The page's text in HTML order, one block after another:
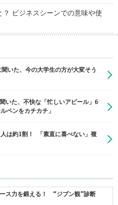
？ ビジネスシーンでの意味や使
聞いた、今の大学生の方が大変そう
いた、不快な「忙しいアピール」6
ペンをカチカチ」
は約1割！ 「素直に喜べない」複
ース力を鍛える！ “ジブン観”診断